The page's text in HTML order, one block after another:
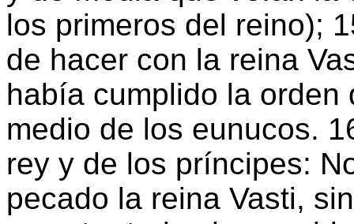
los primeros del reino);
de hacer con la reina
había cumplido la orden
medio de los eunucos.
rey y de los príncipes:
pecado la reina Vasti,